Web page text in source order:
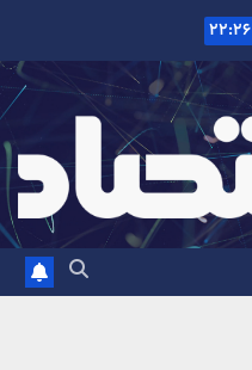
۲۲:۲۶